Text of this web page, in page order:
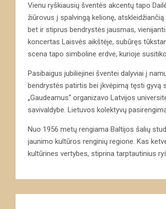
Vienu ryškiausių šventės akcentų tapo
žiūrovus į spalvingą kelionę,
bet ir stiprus bendrystės jausmas,
koncertas Laisvės aikštėje, subūręs
scena tapo simboline erdve, kurioje
Pasibaigus jubiliejinei šventei dalyviai į
bendrystės patirtis bei įkvėpimą tęsti gyvą
„Gaudeamus“ organizavo Latvijos
savivaldybe. Lietuvos kolektyvų
Nuo 1956 metų rengiama Baltijos šalių
jaunimo kultūros renginių regione. Kas
kultūrines vertybes, stiprina tarptautinius